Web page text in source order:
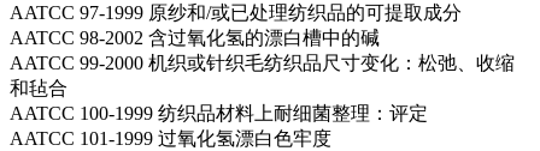
AATCC 97-1999 原纱和/或已处理纺织品的可提取成分
AATCC 98-2002 含过氧化氢的漂白槽中的碱
AATCC 99-2000 机织或针织毛纺织品尺寸变化：松弛、收缩
和毡合
AATCC 100-1999 纺织品材料上耐细菌整理：评定
AATCC 101-1999 过氧化氢漂白色牢度